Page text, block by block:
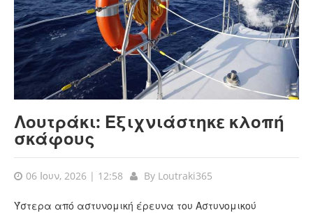
Λουτράκι: Εξιχνιάστηκε κλοπή
σκάφους
06 Ιουν, 2026 | 12:58 By Loutraki365
Ύστερα από αστυνομική έρευνα του Αστυνομικού